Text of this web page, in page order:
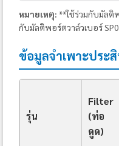
หมายเหตุ: **ใช้ร่วมกับมัลติ
กับมัลติพอร์ตวาล์วเบอร์
ข้อมูลจำเพาะประ
รุ่น
Filter
(ท่อ
ดูด)